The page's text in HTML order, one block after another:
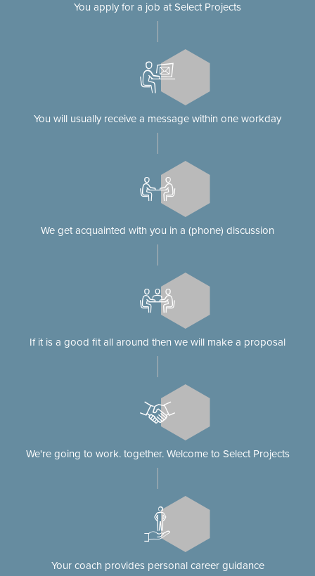
You apply for a job at Select Projects
You will usually receive a message within one workday
We get acquainted with you in a (phone) discussion
If it is a good fit all around then we will make a proposal
We're going to work. together. Welcome to Select Projects
Your coach provides personal career guidance